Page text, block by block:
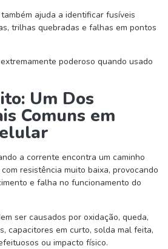
ajuda a identificar fusíveis
trilhas quebradas e falhas em pontos
poderoso quando usado
Um Dos
Comuns em
a corrente encontra um caminho
resistência muito baixa, provocando
e falha no funcionamento do
ser causados por oxidação, queda,
capacitores em curto, solda mal feita,
ou impacto físico.